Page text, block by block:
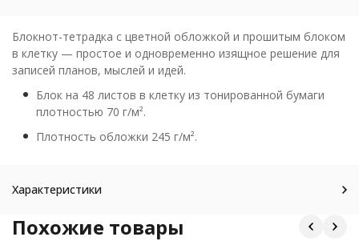
Блокнот-тетрадка с цветной обложкой и прошитым блоком
в клетку — простое и одновременно изящное решение для
записей планов, мыслей и идей.
Блок на 48 листов в клетку из тонированной бумаги
плотностью 70 г/м².
Плотность обложки 245 г/м².
Характеристики
Похожие товары